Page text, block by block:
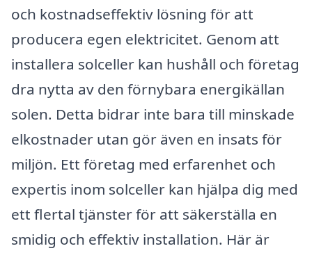
och kostnadseffektiv lösning för att
producera egen elektricitet. Genom att
installera solceller kan hushåll och företag
dra nytta av den förnybara energikällan
solen. Detta bidrar inte bara till minskade
elkostnader utan gör även en insats för
miljön. Ett företag med erfarenhet och
expertis inom solceller kan hjälpa dig med
ett flertal tjänster för att säkerställa en
smidig och effektiv installation. Här är